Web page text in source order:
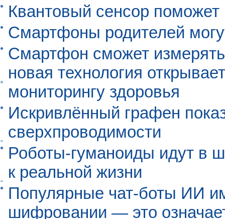
Квантовый сенсор
Смартфоны родителей
Смартфон сможет
новая технология
мониторингу здоровья
Искривлённый графен
сверхпроводимости
Роботы-гуманоиды идут в
к реальной жизни
Популярные чат-боты ИИ
шифровании — это